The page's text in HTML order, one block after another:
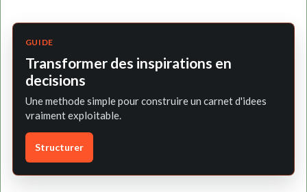
GUIDE
Transformer des inspirations en
decisions
Une methode simple pour construire un carnet d'idees
vraiment exploitable.
Structurer